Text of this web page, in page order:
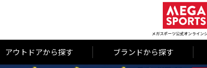
メガスポーツ公式オンライン
アウトドアから探す ブランドから探す